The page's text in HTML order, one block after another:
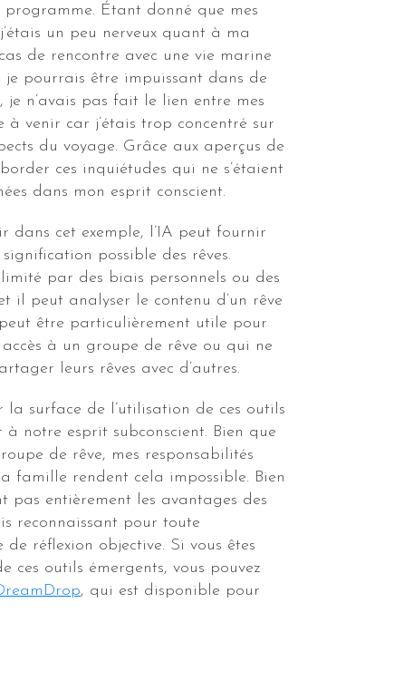
Étant donné que mes
un peu nerveux quant à ma
de rencontre avec une vie marine
je pourrais être impuissant dans de
je n’avais pas fait le lien entre mes
à venir car j’étais trop concentré sur
du voyage. Grâce aux aperçus de
ces inquiétudes qui ne s’étaient
dans mon esprit conscient.
dans cet exemple, l’IA peut fournir
possible des rêves.
limité par des biais personnels ou des
il peut analyser le contenu d’un rêve
être particulièrement utile pour
accès à un groupe de rêve ou qui ne
leurs rêves avec d’autres.
la surface de l’utilisation de ces outils
notre esprit subconscient. Bien que
de rêve, mes responsabilités
famille rendent cela impossible. Bien
pas entièrement les avantages des
reconnaissant pour toute
réflexion objective. Si vous êtes
ces outils émergents, vous pouvez
, qui est disponible pour